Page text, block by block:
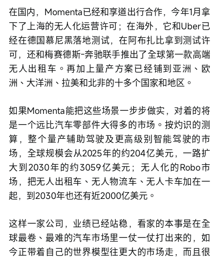
在国内，Momenta已经和享道出行合作，今年1月拿
下了上海的无人化运营许可；在海外，它和Uber已
经在德国慕尼黑落地测试，在阿布扎比拿到测试许
可，还和梅赛德斯-奔驰联手推出了全球第一款高端
无人出租车。再加上量产方案已经铺到亚洲、欧
洲、大洋洲、拉美和北非的十多个国家和地区。
如果Momenta能把这些场景一步步做实，对着的将
是一个远比汽车零部件大得多的市场。按灼识的测
算，整个量产辅助驾驶及更高级别智能驾驶的市
场，全球规模会从2025年的约204亿美元，一路扩
大到2030年的约3059亿美元；无人化的Robo市
场，把无人出租车、无人物流车、无人卡车加在一
起，到2030年也还有近2000亿美元。
这样一家公司，业绩已经站稳，看家的本事是在全
球最卷、最难的汽车市场里一仗一仗打出来的，如
今正带着自己的世界模型往更大的市场走，而且很